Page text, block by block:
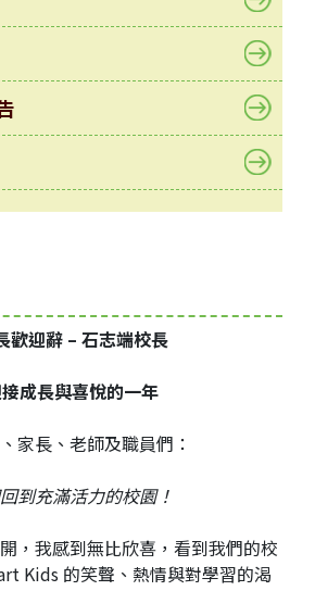
歡迎辭 – 石志端校長
成長與喜悅的一年
家長、老師及職員們：
到充滿活力的校園！
，我感到無比欣喜，看到我們的校
Kids 的笑聲、熱情與對學習的渴